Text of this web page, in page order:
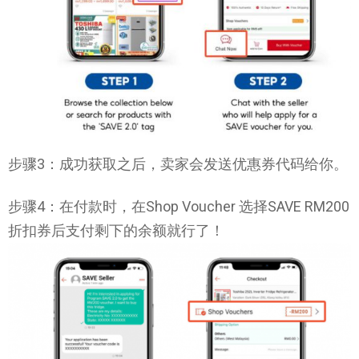
步骤3：成功获取之后，卖家会发送优惠券代码给你。
步骤4：在付款时，在Shop Voucher 选择SAVE RM200
折扣券后支付剩下的余额就行了！